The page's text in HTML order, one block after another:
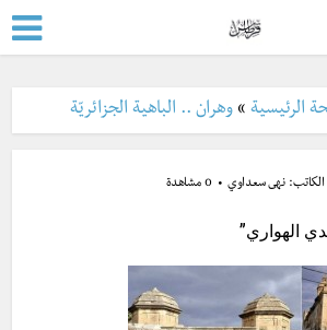
الرئيسية »وهران .. الباهية الجزائريّة
الكاتب:نهى سعداوي 0 مشاهدة
الهواري”